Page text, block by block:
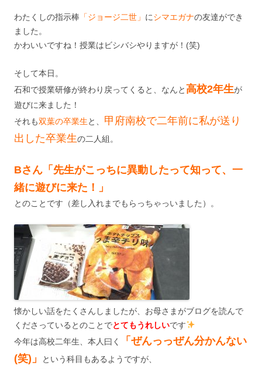
わたくしの指示棒 「ジョージ二世」 にシマエガナの友達ができ
ました。
かわいいですね！授業はビシバシやりますが！(笑)
そして本日。
石和で授業研修が終わり戻ってくると、なんと高校2年生が
遊びに来ました！
それも双葉の卒業生と、 甲府南校で二年前に私が送り
出した卒業生の二人組。
Bさん「先生がこっちに異動したって知って、一
緒に遊びに来た！」
とのことです（差し入れまでもらっちゃっいました）。
懐かしい話をたくさんしましたが、お母さまがブログを読んで
くださっているとのことでとてもうれしいです
今年は高校二年生、本人曰く
「ぜんっっぜん分かんない
(笑)」
という科目もあるようですが、